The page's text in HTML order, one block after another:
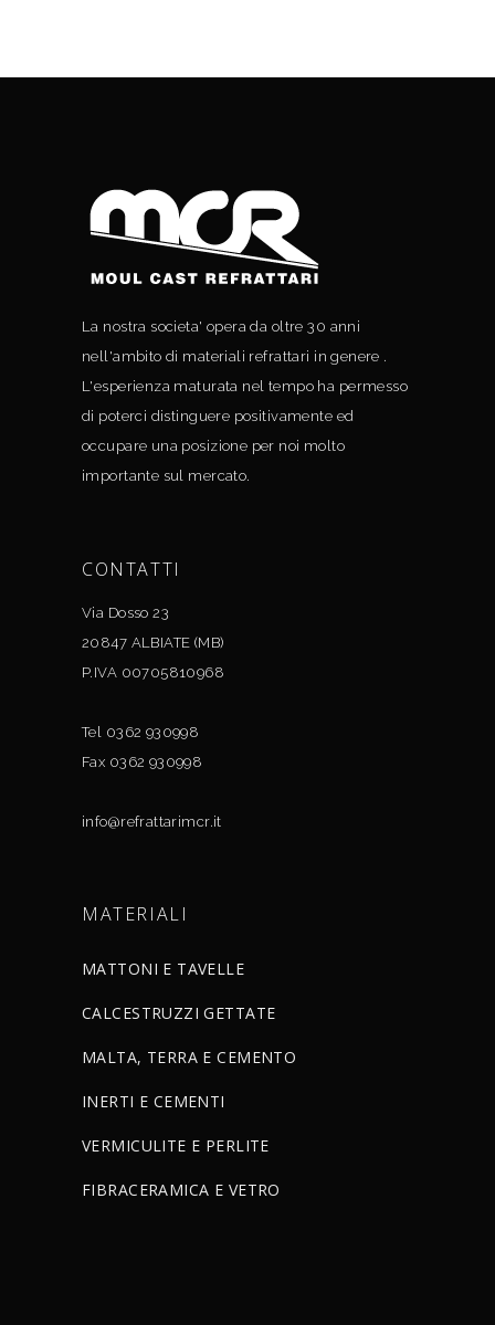
La nostra societa' opera da oltre 30 anni
nell'ambito di materiali refrattari in genere .
L'esperienza maturata nel tempo ha permesso
di poterci distinguere positivamente ed
occupare una posizione per noi molto
importante sul mercato.
CONTATTI
Via Dosso 23
20847 ALBIATE (MB)
P.IVA 00705810968
Tel 0362 930998
Fax 0362 930998
info@refrattarimcr.it
MATERIALI
MATTONI E TAVELLE
CALCESTRUZZI GETTATE
MALTA, TERRA E CEMENTO
INERTI E CEMENTI
VERMICULITE E PERLITE
FIBRACERAMICA E VETRO